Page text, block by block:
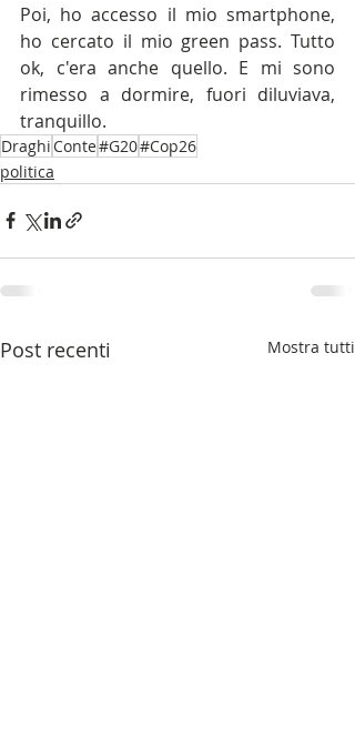
Poi, ho accesso il mio smartphone,
ho cercato il mio green pass. Tutto
ok, c'era anche quello. E mi sono
rimesso a dormire, fuori diluviava,
tranquillo.
DraghiConte#G20#Cop26
politica
Post recenti Mostra tutti